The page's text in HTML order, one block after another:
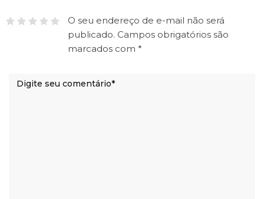
O seu endereço de e-mail não será
publicado. Campos obrigatórios são
marcados com *